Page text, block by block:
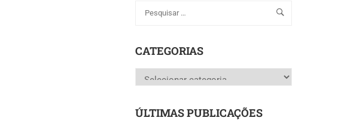
CATEGORIAS
Categorias
ÚLTIMAS PUBLICAÇÕES